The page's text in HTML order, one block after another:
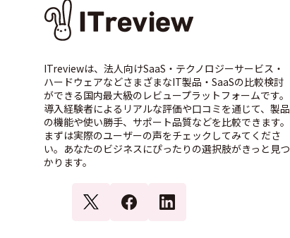
ITreviewは、法人向けSaaS・テクノロジーサービス・
ハードウェアなどさまざまなIT製品・SaaSの比較検討
ができる国内最大級のレビュープラットフォームです。
導入経験者によるリアルな評価や口コミを通じて、製品
の機能や使い勝手、サポート品質などを比較できます。
まずは実際のユーザーの声をチェックしてみてくださ
い。あなたのビジネスにぴったりの選択肢がきっと見つ
かります。